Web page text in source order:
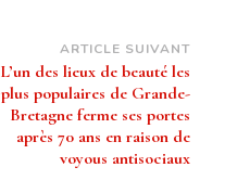
ARTICLE SUIVANT
L’un des lieux de beauté les
plus populaires de Grande-
Bretagne ferme ses portes
après 70 ans en raison de
voyous antisociaux